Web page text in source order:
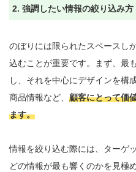
2. 強調したい情報の絞り込み方
のぼりには限られたスペースし
込むことが重要です。まず、最
し、それを中心にデザインを構
商品情報など、 顧客にとって価
ます。
情報を絞り込む際には、ターゲ
どの情報が最も響くのかを見極め